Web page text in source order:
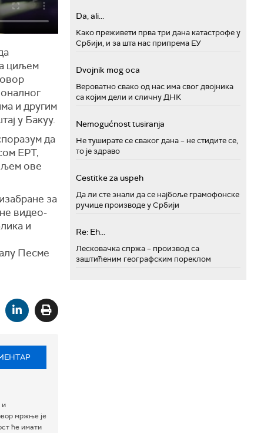
циљем
и другим
у Бакуу.
да
ЕРТ,
ове
за
видео-
и
Песме
и
мржње је
ће имати
Da, ali...
Како преживети прва три дана катастрофе у
Србији, и за шта нас припрема ЕУ
Dvojnik mog oca
Вероватно свако од нас има свог двојника
са којим дели и сличну ДНК
Nemogućnost tusiranja
Не туширате се сваког дана – не стидите се,
то је здраво
Cestitke za uspeh
Да ли сте знали да се најбоље грамофонске
ручице производе у Србији
Re: Eh...
Лесковачка спржа – производ са
заштићеним географским пореклом